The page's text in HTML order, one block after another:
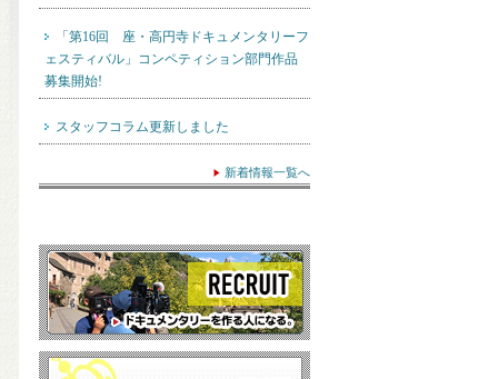
「第16回 座・高円寺ドキュメンタリーフ
ェスティバル」コンペティション部門作品
募集開始!
スタッフコラム更新しました
新着情報一覧へ